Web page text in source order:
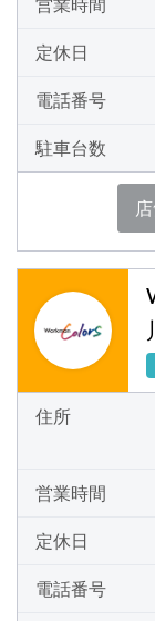
営業時間
定休日
電話番号
駐車台数
住所
営業時間
定休日
電話番号